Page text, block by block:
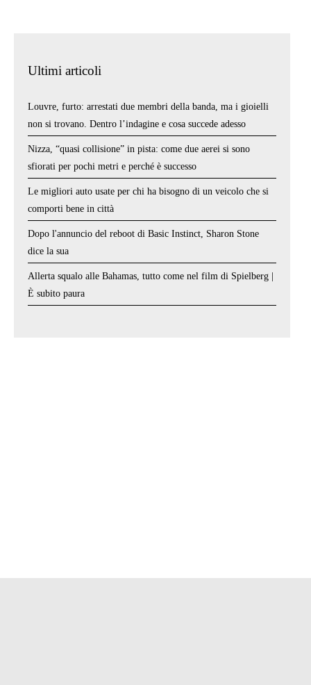
Ultimi articoli
Louvre, furto: arrestati due membri della banda, ma i gioielli
non si trovano. Dentro l’indagine e cosa succede adesso
Nizza, “quasi collisione” in pista: come due aerei si sono
sfiorati per pochi metri e perché è successo
Le migliori auto usate per chi ha bisogno di un veicolo che si
comporti bene in città
Dopo l'annuncio del reboot di Basic Instinct, Sharon Stone
dice la sua
Allerta squalo alle Bahamas, tutto come nel film di Spielberg |
È subito paura